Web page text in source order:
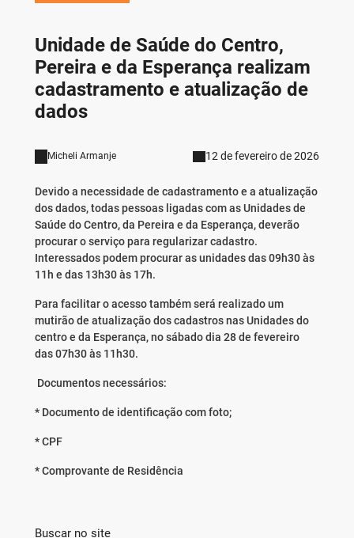
Unidade de Saúde do Centro,
Pereira e da Esperança realizam
cadastramento e atualização de
dados
Micheli Armanje 12 de fevereiro de 2026
Devido a necessidade de cadastramento e a atualização
dos dados, todas pessoas ligadas com as Unidades de
Saúde do Centro, da Pereira e da Esperança, deverão
procurar o serviço para regularizar cadastro.
Interessados podem procurar as unidades das 09h30 às
11h e das 13h30 às 17h.
Para facilitar o acesso também será realizado um
mutirão de atualização dos cadastros nas Unidades do
centro e da Esperança, no sábado dia 28 de fevereiro
das 07h30 às 11h30.
Documentos necessários:
* Documento de identificação com foto;
* CPF
* Comprovante de Residência
Buscar no site